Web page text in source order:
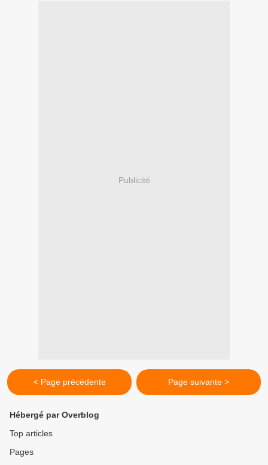
Publicité
< Page précédente Page suivante >
Hébergé par Overblog
Top articles
Pages